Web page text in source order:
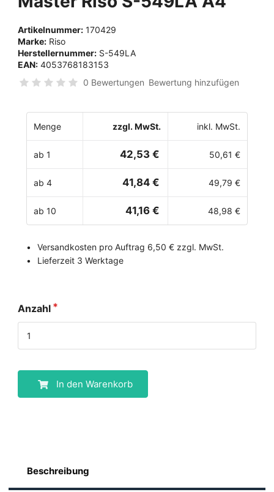
Artikelnummer: 170429
Marke: Riso
Herstellernummer: S-549LA
EAN: 4053768183153
0 Bewertungen Bewertung hinzufügen
Menge zzgl. MwSt. inkl. MwSt.
ab 1 42,53 € 50,61 €
ab 4 41,84 € 49,79 €
ab 10 41,16 € 48,98 €
Versandkosten pro Auftrag 6,50 € zzgl. MwSt.
Lieferzeit 3 Werktage
Anzahl
In den Warenkorb
Beschreibung